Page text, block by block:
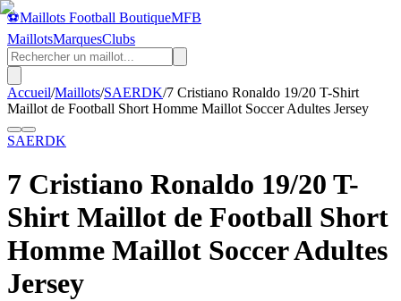
⚽Maillots Football BoutiqueMFB
MaillotsMarquesClubs
Accueil/Maillots/SAERDK/7 Cristiano Ronaldo 19/20 T-Shirt
Maillot de Football Short Homme Maillot Soccer Adultes Jersey
SAERDK
7 Cristiano Ronaldo 19/20 T-
Shirt Maillot de Football Short
Homme Maillot Soccer Adultes
Jersey